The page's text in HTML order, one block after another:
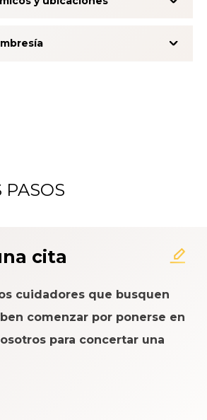
Sistema de
PASOS
cita
cuidadores que busquen
comenzar por ponerse en
para concertar una